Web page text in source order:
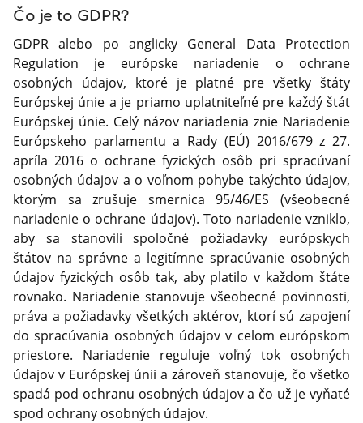
Čo je to GDPR?
GDPR alebo po anglicky General Data Protection
Regulation je európske nariadenie o ochrane
osobných údajov, ktoré je platné pre všetky štáty
Európskej únie a je priamo uplatniteľné pre každý štát
Európskej únie. Celý názov nariadenia znie Nariadenie
Európskeho parlamentu a Rady (EÚ) 2016/679 z 27.
apríla 2016 o ochrane fyzických osôb pri spracúvaní
osobných údajov a o voľnom pohybe takýchto údajov,
ktorým sa zrušuje smernica 95/46/ES (všeobecné
nariadenie o ochrane údajov). Toto nariadenie vzniklo,
aby sa stanovili spoločné požiadavky európskych
štátov na správne a legitímne spracúvanie osobných
údajov fyzických osôb tak, aby platilo v každom štáte
rovnako. Nariadenie stanovuje všeobecné povinnosti,
práva a požiadavky všetkých aktérov, ktorí sú zapojení
do spracúvania osobných údajov v celom európskom
priestore. Nariadenie reguluje voľný tok osobných
údajov v Európskej únii a zároveň stanovuje, čo všetko
spadá pod ochranu osobných údajov a čo už je vyňaté
spod ochrany osobných údajov.